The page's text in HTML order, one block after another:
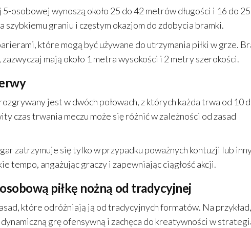
osobowej wynoszą około 25 do 42 metrów długości i 16 do 25
graniu i częstym okazjom do zdobycia bramki.
które mogą być używane do utrzymania piłki w grze.
mają około 1 metra wysokości i 2 metry szerokości.
jest w dwóch połowach, z których każda trwa od 10
czas trwania meczu może się różnić w zależności od zasad
zatrzymuje się tylko w przypadku poważnych kontuzji lub
tempo, angażując graczy i zapewniając ciągłość akcji.
piłkę nożną od tradycyjnej
które odróżniają ją od tradycyjnych formatów. Na
grę ofensywną i zachęca do kreatywności w